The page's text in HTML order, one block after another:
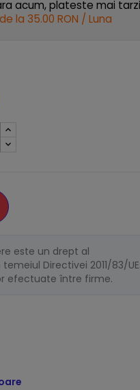
acum, plateste mai
de la 35.00 RON / Luna
este un drept al
Directivei 2011/83/
efectuate între firme.